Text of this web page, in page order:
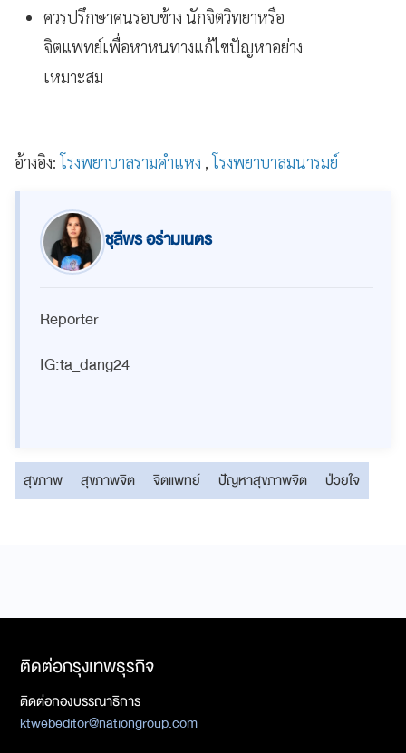
ควรปรึกษาคนรอบข้าง นักจิตวิทยาหรือ
จิตแพทย์เพื่อหาหนทางแก้ไขปัญหาอย่าง
เหมาะสม
อ้างอิง:โรงพยาบาลรามคำแหง ,โรงพยาบาลมนารมย์
ชุลีพร อร่ามเนตร
Reporter
IG:ta_dang24
สุขภาพ สุขภาพจิต จิตแพทย์ ปัญหาสุขภาพจิต ป่วยใจ
ติดต่อกรุงเทพธุรกิจ
ติดต่อกองบรรณาธิการ
ktwebeditor@nationgroup.com